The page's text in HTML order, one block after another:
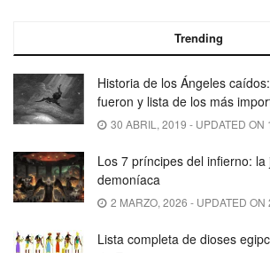
Trending
Historia de los Ángeles
fueron y lista de los más
30 ABRIL, 2019 - UPDATED ON
Los 7 príncipes del infierno: la
demoníaca
2 MARZO, 2026 - UPDATED ON
Lista completa de dioses